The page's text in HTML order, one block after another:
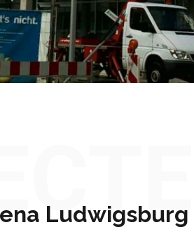
Ludwigsburg